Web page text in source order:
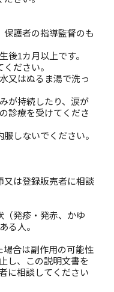
保護者の指導監督のも
後1カ月以上です。
ださい。
又はぬるま湯で洗っ
が持続したり、涙が
診療を受けてくださ
しないでください。
又は登録販売者に相談
（発疹・発赤、かゆ
る人。
場合は副作用の可能性
し、この説明文書を
に相談してください